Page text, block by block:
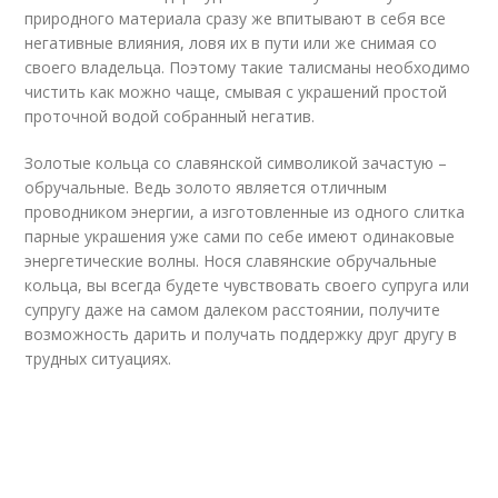
природного материала сразу же впитывают в себя все
негативные влияния, ловя их в пути или же снимая со
своего владельца. Поэтому такие талисманы необходимо
чистить как можно чаще, смывая с украшений простой
проточной водой собранный негатив.
Золотые кольца со славянской символикой зачастую –
обручальные. Ведь золото является отличным
проводником энергии, а изготовленные из одного слитка
парные украшения уже сами по себе имеют одинаковые
энергетические волны. Нося славянские обручальные
кольца, вы всегда будете чувствовать своего супруга или
супругу даже на самом далеком расстоянии, получите
возможность дарить и получать поддержку друг другу в
трудных ситуациях.